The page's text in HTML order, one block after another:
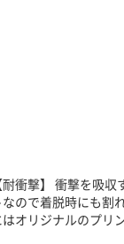
耐衝撃】 衝撃を吸収
なので着脱時にも割
はオリジナルのプリ